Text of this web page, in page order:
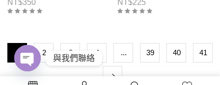
NT$350 NT$225
1 2 3 4 ... 39 40 41
與我們聯絡